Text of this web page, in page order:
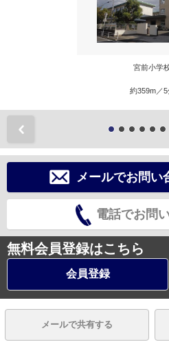
宮前小学
約359m／5
メールでお問い
電話でお問
無料会員登録はこちら
会員登録
メールで共有する